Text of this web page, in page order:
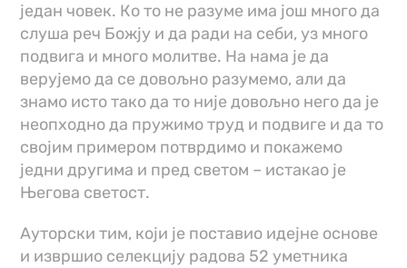
један човек. Ко то не разуме има још много да
слуша реч Божју и да ради на себи, уз много
подвига и много молитве. На нама је да
верујемо да се довољно разумемо, али да
знамо исто тако да то није довољно него да је
неопходно да пружимо труд и подвиге и да то
својим примером потврдимо и покажемо
једни другима и пред светом – истакао је
Његова светост.
Ауторски тим, који је поставио идејне основе
и извршио селекцију радова 52 уметника